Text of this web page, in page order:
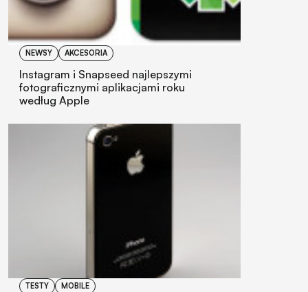
NEWSY AKCESORIA
Instagram i Snapseed najlepszymi
fotograficznymi aplikacjami roku
według Apple
TESTY MOBILE